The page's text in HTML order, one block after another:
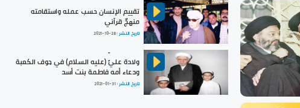
تقييم الإنسان حسب عمله واستقامته
منهجٌ قرآني
تاريخ النشر :2021-10-28
ولادة عليٍّ (عليه السلام) في جوف الكعبة
ودعاء أمه فاطمة بنت أسد
تاريخ النشر :2021-01-31